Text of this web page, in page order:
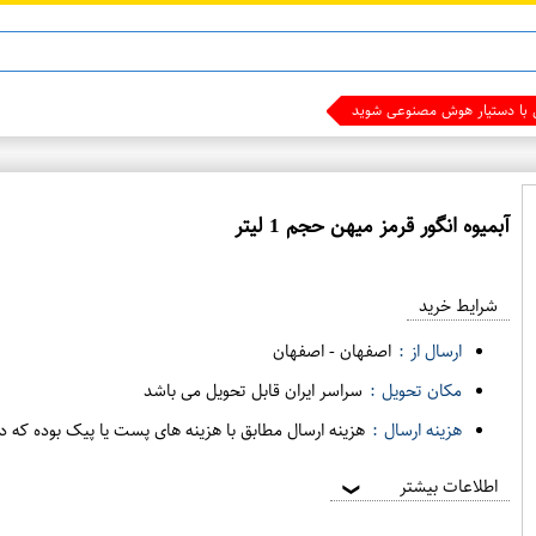
با دستیار هوش مصنوعی شوید
آبمیوه انگور قرمز میهن حجم 1 لیتر
ف
ر
شرایط خرید
ارسال از : اصفهان-اصفهان
مکان تحویل : سراسر ایران قابل تحویل می باشد
هزینه ارسال : هزینه ارسال مطابق با هزینه های پست یا پیک بوده
اطلاعات بیشتر ❯